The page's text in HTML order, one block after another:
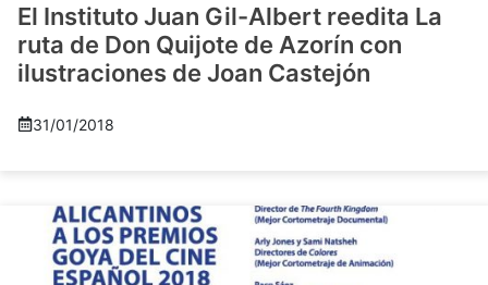
El Instituto Juan Gil-Albert reedita La
ruta de Don Quijote de Azorín con
ilustraciones de Joan Castejón
31/01/2018